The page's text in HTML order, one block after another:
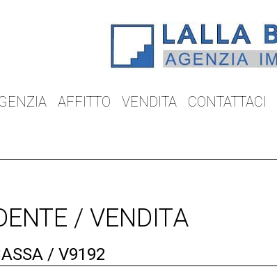
AFFITTO VENDITA CONTATTACI
/ VENDITA
/ V9192